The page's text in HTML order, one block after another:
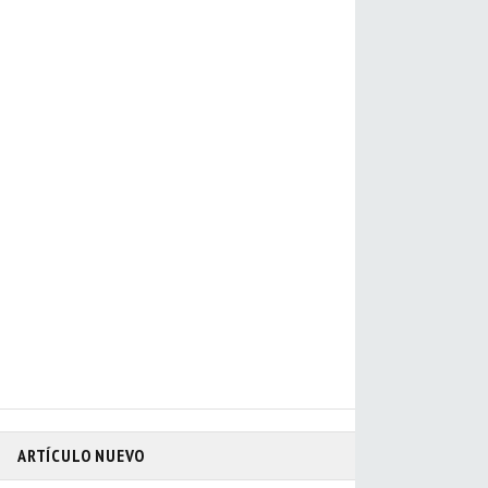
ARTÍCULO NUEVO